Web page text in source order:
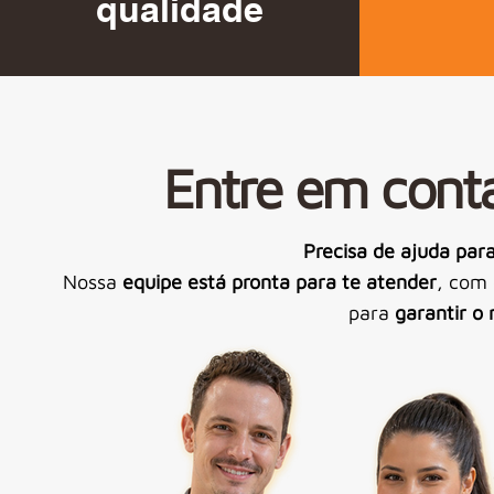
qualidade
Entre em
Precisa de ajuda
Nossa equipe está pronta para te atender, com
para garantir o